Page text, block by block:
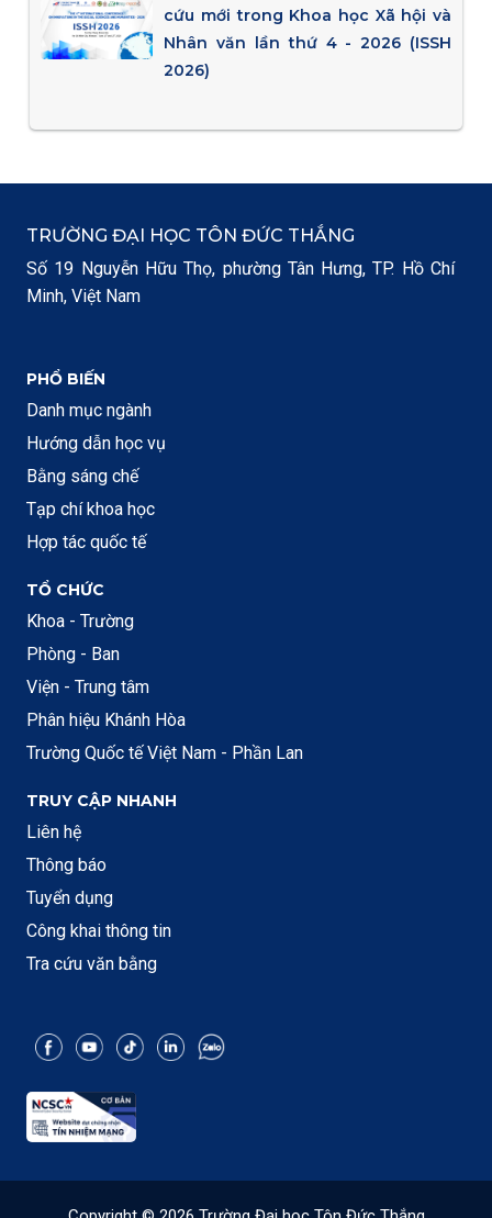
cứu mới trong Khoa học Xã hội và
Nhân văn lần thứ 4 - 2026 (ISSH
2026)
TRƯỜNG ĐẠI HỌC TÔN ĐỨC THẮNG
Số 19 Nguyễn Hữu Thọ, phường Tân Hưng, TP. Hồ Chí
Minh, Việt Nam
PHỔ BIẾN
Danh mục ngành
Hướng dẫn học vụ
Bằng sáng chế
Tạp chí khoa học
Hợp tác quốc tế
TỔ CHỨC
Khoa - Trường
Phòng - Ban
Viện - Trung tâm
Phân hiệu Khánh Hòa
Trường Quốc tế Việt Nam - Phần Lan
TRUY CẬP NHANH
Liên hệ
Thông báo
Tuyển dụng
Công khai thông tin
Tra cứu văn bằng